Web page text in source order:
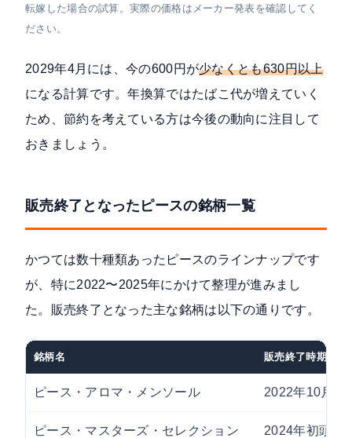
転嫁した場合の試算。実際の価格はメーカー発表を確認してく
ださい。
2029年4月には、今の600円が少なくとも630円以上
になる計算です。年換算ではたばこ代が増えていく
ため、節約を考えている方は今後の動向に注目して
おきましょう。
販売終了となったピースの銘柄一覧
かつては数十種類あったピースのラインナップです
が、特に2022〜2025年にかけて整理が進みまし
た。販売終了となった主な銘柄は以下の通りです。
銘柄名 販売終了時期
ピース・アロマ・メンソール 2022年10月
ピース・マスターズ・セレクション 2024年初頭